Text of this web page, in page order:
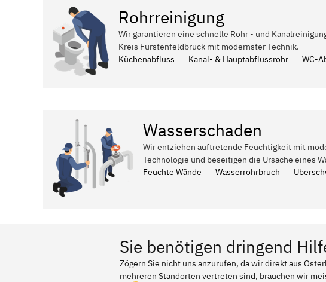
Rohrreinigung
Wir garantieren eine schnelle Rohr - und
Kreis Fürstenfeldbruck mit modernster Technik.
Küchenabfluss
Kanal- & Hauptabflussrohr WC-
Wasserschaden
Wir entziehen auftretende Feuchtigkeit mit
Technologie und beseitigen die Ursache eines
Feuchte Wände
Wasserrohrbruch
Sie benötigen dringend
Zögern Sie nicht uns anzurufen, da wir direkt aus
mehreren Standorten vertreten sind, brauchen wir